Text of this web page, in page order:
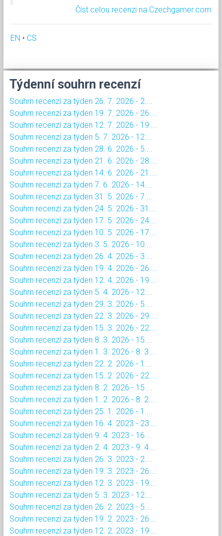
Číst celou recenzi na Czechgamer.com
EN • CS
Týdenní souhrn recenzí
Souhrn recenzí za týden 26. 7. 2026 - 2....
Souhrn recenzí za týden 19. 7. 2026 - 26....
Souhrn recenzí za týden 12. 7. 2026 - 19....
Souhrn recenzí za týden 5. 7. 2026 - 12....
Souhrn recenzí za týden 28. 6. 2026 - 5....
Souhrn recenzí za týden 21. 6. 2026 - 28....
Souhrn recenzí za týden 14. 6. 2026 - 21....
Souhrn recenzí za týden 7. 6. 2026 - 14....
Souhrn recenzí za týden 31. 5. 2026 - 7....
Souhrn recenzí za týden 24. 5. 2026 - 31....
Souhrn recenzí za týden 17. 5. 2026 - 24....
Souhrn recenzí za týden 10. 5. 2026 - 17....
Souhrn recenzí za týden 3. 5. 2026 - 10....
Souhrn recenzí za týden 26. 4. 2026 - 3....
Souhrn recenzí za týden 19. 4. 2026 - 26....
Souhrn recenzí za týden 12. 4. 2026 - 19....
Souhrn recenzí za týden 5. 4. 2026 - 12....
Souhrn recenzí za týden 29. 3. 2026 - 5....
Souhrn recenzí za týden 22. 3. 2026 - 29....
Souhrn recenzí za týden 15. 3. 2026 - 22....
Souhrn recenzí za týden 8. 3. 2026 - 15....
Souhrn recenzí za týden 1. 3. 2026 - 8. 3....
Souhrn recenzí za týden 22. 2. 2026 - 1....
Souhrn recenzí za týden 15. 2. 2026 - 22....
Souhrn recenzí za týden 8. 2. 2026 - 15....
Souhrn recenzí za týden 1. 2. 2026 - 8. 2....
Souhrn recenzí za týden 25. 1. 2026 - 1....
Souhrn recenzí za týden 16. 4. 2023 - 23....
Souhrn recenzí za týden 9. 4. 2023 - 16....
Souhrn recenzí za týden 2. 4. 2023 - 9. 4....
Souhrn recenzí za týden 26. 3. 2023 - 2....
Souhrn recenzí za týden 19. 3. 2023 - 26....
Souhrn recenzí za týden 12. 3. 2023 - 19....
Souhrn recenzí za týden 5. 3. 2023 - 12....
Souhrn recenzí za týden 26. 2. 2023 - 5....
Souhrn recenzí za týden 19. 2. 2023 - 26....
Souhrn recenzí za týden 12. 2. 2023 - 19....